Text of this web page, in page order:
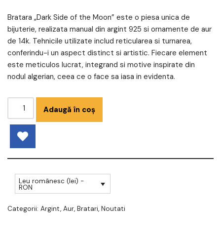
Bratara „Dark Side of the Moon” este o piesa unica de
bijuterie, realizata manual din argint 925 si ornamente de aur
de 14k. Tehnicile utilizate includ reticularea si turnarea,
conferindu-i un aspect distinct si artistic. Fiecare element
este meticulos lucrat, integrand si motive inspirate din
nodul algerian, ceea ce o face sa iasa in evidenta.
Adaugă în coș
Leu românesc (lei) -
RON
Categorii: Argint, Aur, Bratari, Noutati